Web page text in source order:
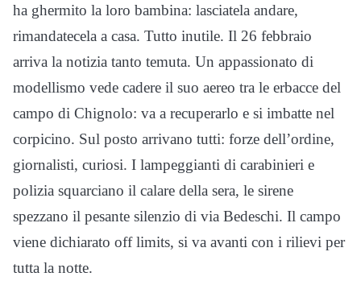
ha ghermito la loro bambina: lasciatela andare,
rimandatecela a casa. Tutto inutile. Il 26 febbraio
arriva la notizia tanto temuta. Un appassionato di
modellismo vede cadere il suo aereo tra le erbacce del
campo di Chignolo: va a recuperarlo e si imbatte nel
corpicino. Sul posto arrivano tutti: forze dell’ordine,
giornalisti, curiosi. I lampeggianti di carabinieri e
polizia squarciano il calare della sera, le sirene
spezzano il pesante silenzio di via Bedeschi. Il campo
viene dichiarato off limits, si va avanti con i rilievi per
tutta la notte.